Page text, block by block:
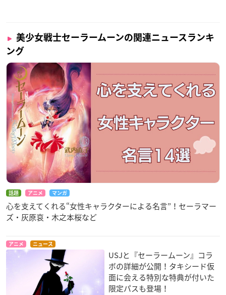
美少女戦士セーラームーンの関連ニュースランキ
ング
話題 アニメ マンガ
心を支えてくれる“女性キャラクターによる名言”！セーラマー
ズ・灰原哀・木之本桜など
アニメ ニュース
USJと『セーラームーン』コラ
ボの詳細が公開！タキシード仮
面に会える特別な特典が付いた
限定パスも登場！